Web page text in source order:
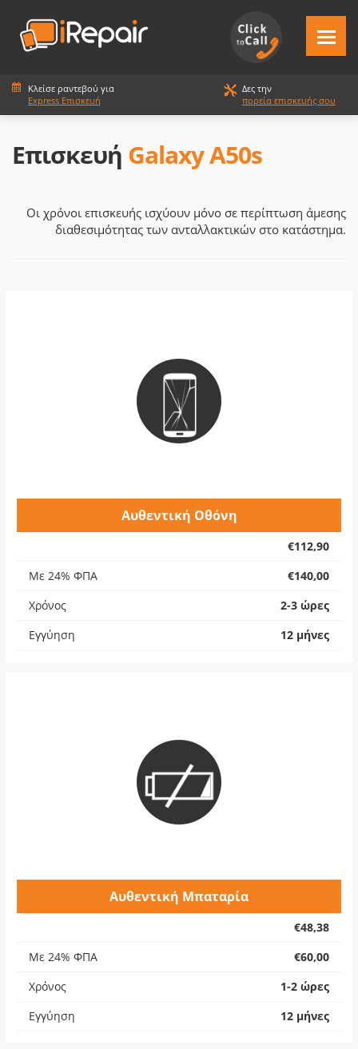
Κλείσε ραντεβού για
Express Επισκευή
Δες την
πορεία επισκευής σου
Επισκευή Galaxy A50s
Οι χρόνοι επισκευής ισχύουν μόνο σε περίπτωση άμεσης
διαθεσιμότητας των ανταλλακτικών στο κατάστημα.
Αυθεντική Οθόνη
€112,90
Με 24% ΦΠΑ
€140,00
Χρόνος
2-3 ώρες
Εγγύηση
12 μήνες
Αυθεντική Μπαταρία
€48,38
Με 24% ΦΠΑ
€60,00
Χρόνος
1-2 ώρες
Εγγύηση
12 μήνες